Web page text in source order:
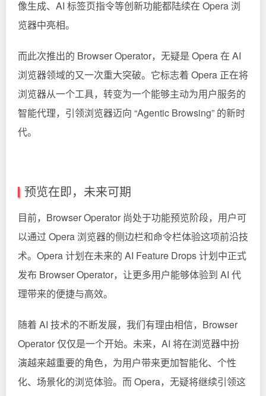
像生成、AI 标签页指令等创新功能都陆续在 Opera 浏
览器中亮相。
而此次推出的 Browser Operator，无疑是 Opera 在 AI
浏览器领域的又一次重大突破。它标志着 Opera 正在将
浏览器从一个工具，转变为一个能够主动为用户服务的
智能代理，引领浏览器迈向 “Agentic Browsing” 的新时
代。
预览在即，未来可期
目前，Browser Operator 尚处于功能预览阶段，用户可
以通过 Opera 浏览器的侧边栏和命令栏体验这项前沿技
术。Opera 计划在未来的 AI Feature Drops 计划中正式
发布 Browser Operator，让更多用户能够体验到 AI 代
理带来的便捷与高效。
随着 AI 技术的不断发展，我们有理由相信，Browser
Operator 仅仅是一个开始。未来，AI 将在浏览器中扮
演越来越重要的角色，为用户带来更加智能化、个性
化、场景化的浏览体验。而 Opera，无疑将继续引领这